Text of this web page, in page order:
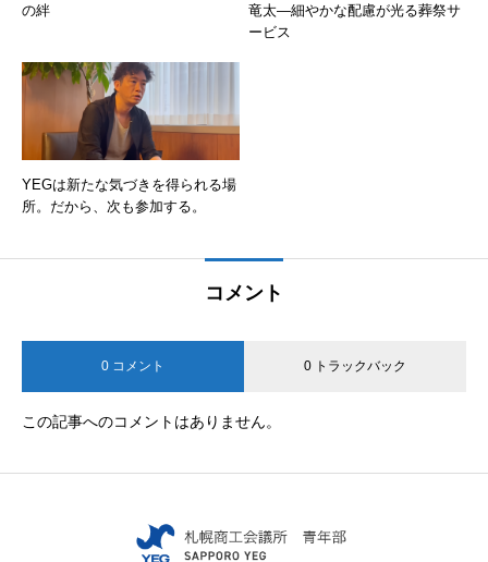
の絆
竜太―細やかな配慮が光る葬祭サ
ービス
YEGは新たな気づきを得られる場
所。だから、次も参加する。
コメント
0 コメント 0 トラックバック
この記事へのコメントはありません。